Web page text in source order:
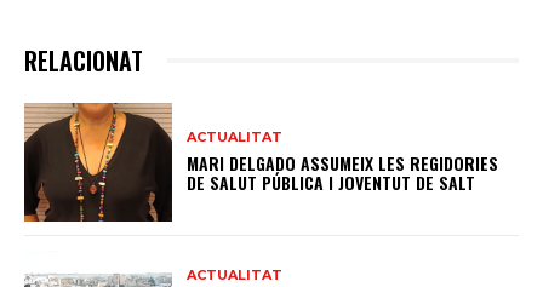
RELACIONAT
ACTUALITAT
MARI DELGADO ASSUMEIX LES REGIDORIES
DE SALUT PÚBLICA I JOVENTUT DE SALT
ACTUALITAT